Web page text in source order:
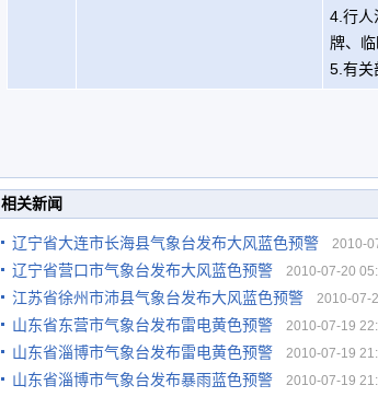
4.行人
牌、
5.有关
相关新闻
辽宁省大连市长海县气象台发布大风蓝色预警 2010-
辽宁省营口市气象台发布大风蓝色预警 2010-07-20
江苏省徐州市沛县气象台发布大风蓝色预警 2010-07-
山东省东营市气象台发布雷电黄色预警 2010-07-19
山东省淄博市气象台发布雷电黄色预警 2010-07-19
山东省淄博市气象台发布暴雨蓝色预警 2010-07-19